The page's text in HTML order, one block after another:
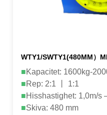
WTY1/SWTY1(480MM）
■Kapacitet: 1600kg-
■Rep: 2:1 丨 1:1
■Hisshastighet: 1,0m/s
■Skiva: 480 mm